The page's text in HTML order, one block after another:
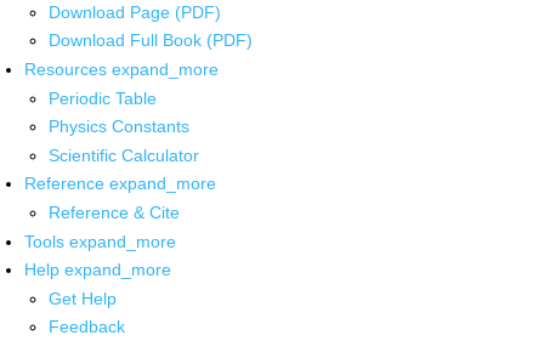
Download Page (PDF)
Download Full Book (PDF)
Resources expand_more
Periodic Table
Physics Constants
Scientific Calculator
Reference expand_more
Reference & Cite
Tools expand_more
Help expand_more
Get Help
Feedback